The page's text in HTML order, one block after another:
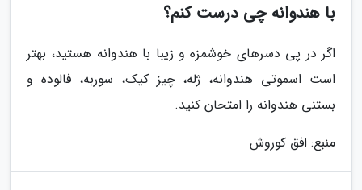
با هندوانه چی درست کنم؟
اگر در پی دسرهای خوشمزه و زیبا با هندوانه هستید، بهتر
است اسموتی هندوانه، ژله، چیز کیک، سوربه، فالوده و
بستنی هندوانه را امتحان کنید.
منبع: افق کوروش